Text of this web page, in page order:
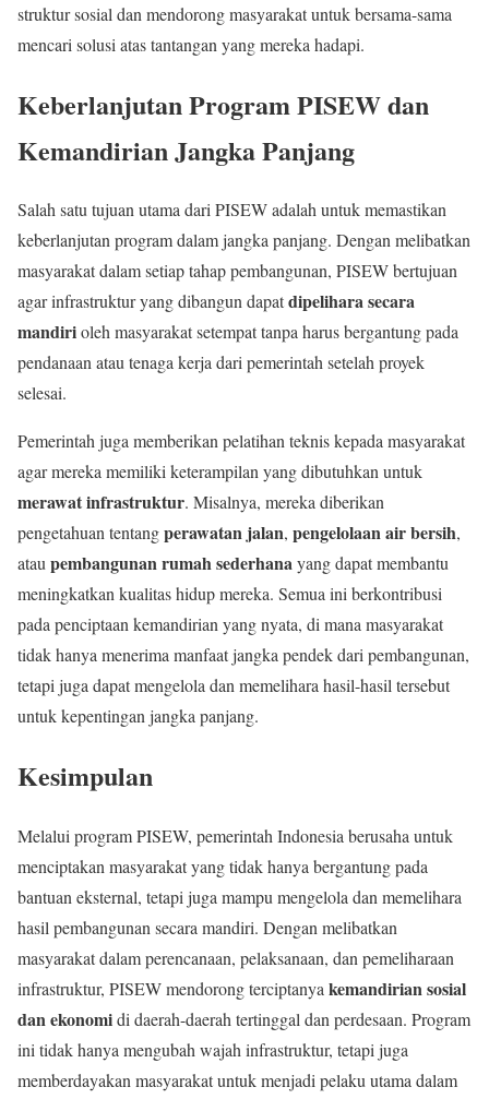
struktur sosial dan mendorong masyarakat untuk bersama-sama
mencari solusi atas tantangan yang mereka hadapi.
Keberlanjutan Program PISEW dan
Kemandirian Jangka Panjang
Salah satu tujuan utama dari PISEW adalah untuk memastikan
keberlanjutan program dalam jangka panjang. Dengan melibatkan
masyarakat dalam setiap tahap pembangunan, PISEW bertujuan
agar infrastruktur yang dibangun dapatdipelihara secara
mandirioleh masyarakat setempat tanpa harus bergantung pada
pendanaan atau tenaga kerja dari pemerintah setelah proyek
selesai.
Pemerintah juga memberikan pelatihan teknis kepada masyarakat
agar mereka memiliki keterampilan yang dibutuhkan untuk
merawat infrastruktur. Misalnya, mereka diberikan
pengetahuan tentangperawatan jalan, pengelolaan air bersih,
ataupembangunan rumah sederhanayang dapat membantu
meningkatkan kualitas hidup mereka. Semua ini berkontribusi
pada penciptaan kemandirian yang nyata, di mana masyarakat
tidak hanya menerima manfaat jangka pendek dari pembangunan,
tetapi juga dapat mengelola dan memelihara hasil-hasil tersebut
untuk kepentingan jangka panjang.
Kesimpulan
Melalui program PISEW, pemerintah Indonesia berusaha untuk
menciptakan masyarakat yang tidak hanya bergantung pada
bantuan eksternal, tetapi juga mampu mengelola dan memelihara
hasil pembangunan secara mandiri. Dengan melibatkan
masyarakat dalam perencanaan, pelaksanaan, dan pemeliharaan
infrastruktur, PISEW mendorong terciptanyakemandirian sosial
dan ekonomidi daerah-daerah tertinggal dan perdesaan. Program
ini tidak hanya mengubah wajah infrastruktur, tetapi juga
memberdayakan masyarakat untuk menjadi pelaku utama dalam